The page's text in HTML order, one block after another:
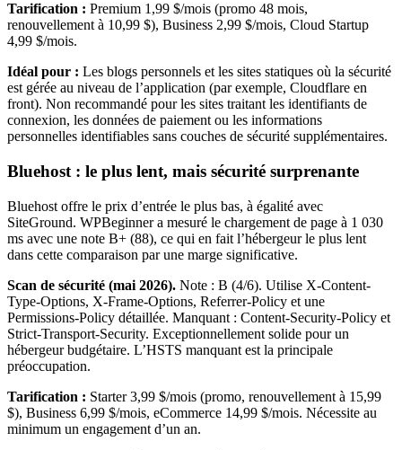
Tarification : Premium 1,99 $/mois (promo 48 mois,
renouvellement à 10,99 $), Business 2,99 $/mois, Cloud Startup
4,99 $/mois.
Idéal pour : Les blogs personnels et les sites statiques où la sécurité
est gérée au niveau de l’application (par exemple, Cloudflare en
front). Non recommandé pour les sites traitant les identifiants de
connexion, les données de paiement ou les informations
personnelles identifiables sans couches de sécurité supplémentaires.
Bluehost : le plus lent, mais sécurité surprenante
Bluehost offre le prix d’entrée le plus bas, à égalité avec
SiteGround. WPBeginner a mesuré le chargement de page à 1 030
ms avec une note B+ (88), ce qui en fait l’hébergeur le plus lent
dans cette comparaison par une marge significative.
Scan de sécurité (mai 2026). Note : B (4/6). Utilise X-Content-
Type-Options, X-Frame-Options, Referrer-Policy et une
Permissions-Policy détaillée. Manquant : Content-Security-Policy et
Strict-Transport-Security. Exceptionnellement solide pour un
hébergeur budgétaire. L’HSTS manquant est la principale
préoccupation.
Tarification : Starter 3,99 $/mois (promo, renouvellement à 15,99
$), Business 6,99 $/mois, eCommerce 14,99 $/mois. Nécessite au
minimum un engagement d’un an.